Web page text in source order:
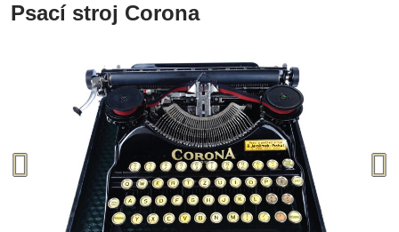
Psací stroj Corona